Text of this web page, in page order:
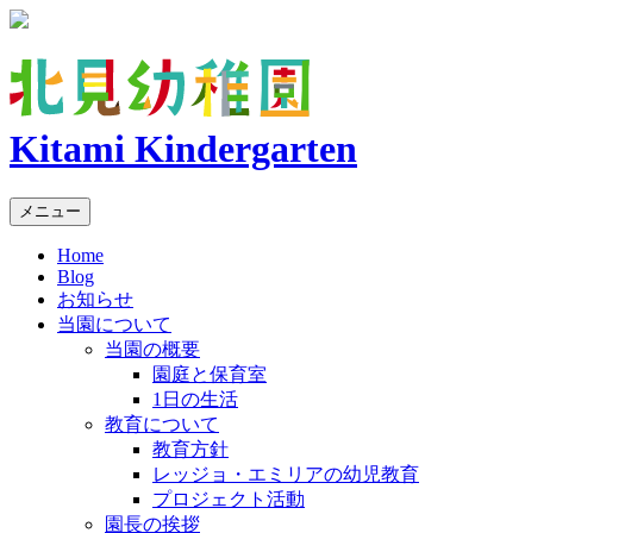
Kitami Kindergarten
メニュー
Home
Blog
お知らせ
当園について
当園の概要
園庭と保育室
1日の生活
教育について
教育方針
レッジョ・エミリアの幼児教育
プロジェクト活動
園長の挨拶